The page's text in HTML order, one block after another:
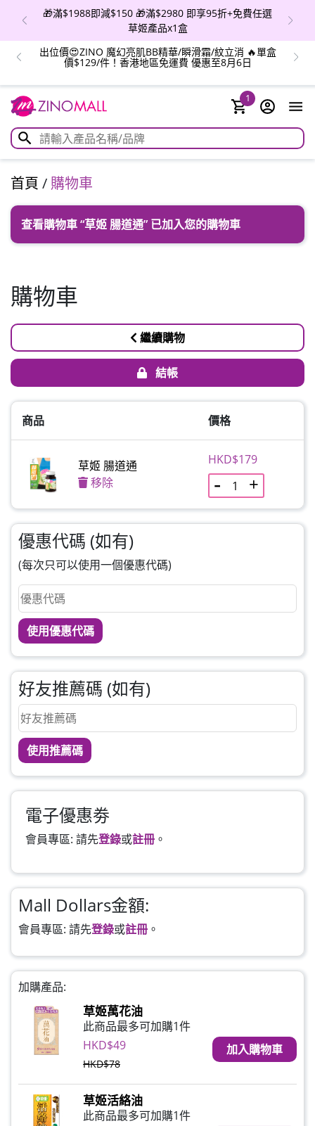
🎁滿$1988即減$150 🎁滿$2980 即享95折+免費任選
草姬產品x1盒
出位價😍ZINO 魔幻亮肌BB精華/瞬滑霜/紋立消 🔥單盒
價$129/件！香港地區免運費 優惠至8月6日
1
首頁 / 購物車
查看購物車“草姬 腸道通” 已加入您的購物車
購物車
繼續購物
結帳
商品 價格
草姬 腸道通
移除
HKD$179
優惠代碼 (如有)
(每次只可以使用一個優惠代碼)
使用優惠代碼
好友推薦碼 (如有)
使用推薦碼
電子優惠劵
會員專區: 請先登錄或註冊 。
Mall Dollars金額:
會員專區: 請先登錄或註冊 。
加購產品:
草姬萬花油
此商品最多可加購1件
HKD$49
HKD$78
加入購物車
草姬活絡油
此商品最多可加購1件